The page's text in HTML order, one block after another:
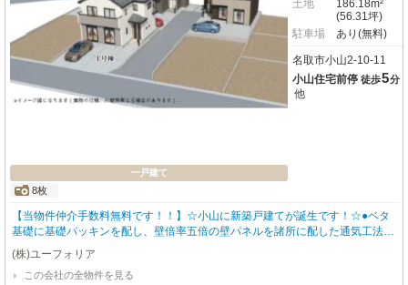
一戸建て
8枚
土地
186.18m²
(56.31坪)
駐車場
あり(無料)
名取市小山2-10-11
小山住宅前停 徒歩5分
他
【当物件仲介手数料無料です！！】☆小山に新築戸建てが誕生です！☆●ベタ
基礎に基礎パッキンを配し、壁倍率五倍の壁パネルを諸所に配した通気工法で
着工あら完成まで第三者機関による計四回の検査を通過した物件のみ引き渡し
ている為地震に強い家です●住宅性能表示制度最高等級取得（設計住宅性能評
価＋建設住宅性能評価）、長期優良住宅認定物件（耐震、省エネ性等高い）、
(株)ユーフォリア
この会社の全物件を見る